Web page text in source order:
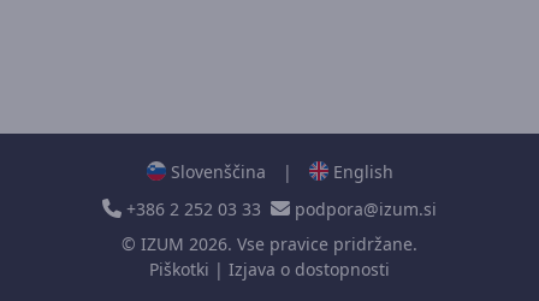
Slovenščina |
English
+386 2 252 03 33
podpora@izum.si
© IZUM 2026. Vse pravice pridržane.
Piškotki | Izjava o dostopnosti